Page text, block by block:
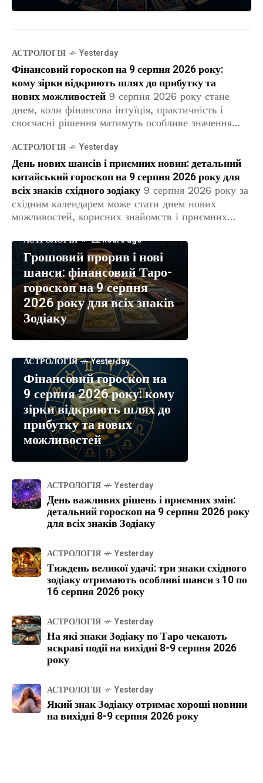
АСТРОЛОГІЯ Yesterday
Фінансовий гороскоп на 9 серпня 2026 року:
кому зірки відкриють шлях до прибутку та
нових можливостей 9 серпня 2026 року стане
днем, коли фінансова інтуїція, практичність і
своєчасні рішення матимуть особливе значення.
пошуку нових джерел доходу, розвитку
професійних навичок і зміцненню матеріального
АСТРОЛОГІЯ Yesterday
День нових шансів і приємних новин: детальний
китайський гороскоп на 9 серпня 2026 року для
всіх знаків східного зодіаку 9 серпня 2026 року за
східним календарем може стати днем нових
можливостей, корисних знайомств і приємних
спокійно, але не пропускати перспективні шанси.
АСТРОЛОГІЯ 22 hours ago
Грошовий прорив і нові
шанси: фінансовий Таро-
гороскоп на 9 серпня
2026 року для всіх знаків
Зодіаку
АСТРОЛОГІЯ Yesterday
Фінансовий гороскоп на
9 серпня 2026 року: кому
зірки відкриють шлях до
прибутку та нових
можливостей
АСТРОЛОГІЯ Yesterday
День важливих рішень і приємних змін:
детальний гороскоп на 9 серпня 2026 року
для всіх знаків Зодіаку
АСТРОЛОГІЯ Yesterday
Тиждень великої удачі: три знаки східного
зодіаку отримають особливі шанси з 10 по
16 серпня 2026 року
АСТРОЛОГІЯ Yesterday
На які знаки Зодіаку по Таро чекають
яскраві події на вихідні 8-9 серпня 2026
року
АСТРОЛОГІЯ Yesterday
Який знак Зодіаку отримає хороші новини
на вихідні 8-9 серпня 2026 року